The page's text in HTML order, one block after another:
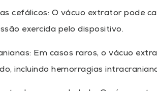
cefálicos: O vácuo extrator pode
exercida pelo dispositivo.
Em casos raros, o vácuo
incluindo hemorragias